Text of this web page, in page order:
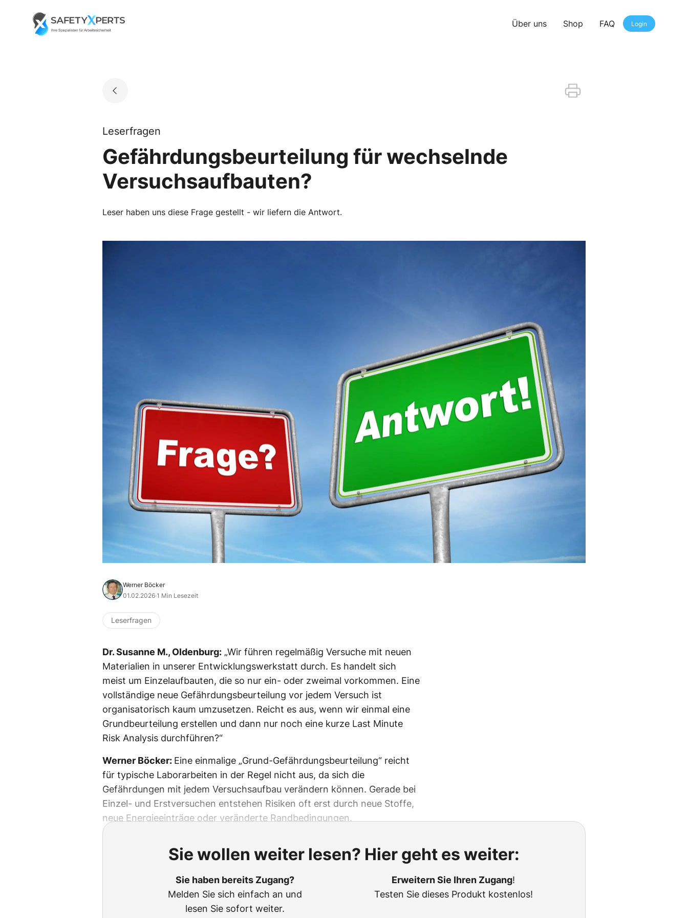
Go to landing page.
Über uns Shop FAQ Login
Leserfragen
Gefährdungsbeurteilung für wechselnde
Versuchsaufbauten?
Leser haben uns diese Frage gestellt - wir liefern die Antwort.
Werner Böcker
01.02.2026·1 Min Lesezeit
Leserfragen
Dr. Susanne M., Oldenburg: „Wir führen regelmäßig Versuche mit neuen
Materialien in unserer Entwicklungswerkstatt durch. Es handelt sich
meist um Einzelaufbauten, die so nur ein- oder zweimal vorkommen. Eine
vollständige neue Gefährdungsbeurteilung vor jedem Versuch ist
organisatorisch kaum umzusetzen. Reicht es aus, wenn wir einmal eine
Grundbeurteilung erstellen und dann nur noch eine kurze Last Minute
Risk Analysis durchführen?“
Werner Böcker: Eine einmalige „Grund-Gefährdungsbeurteilung“ reicht
für typische Laborarbeiten in der Regel nicht aus, da sich die
Gefährdungen mit jedem Versuchsaufbau verändern können. Gerade bei
Einzel- und Erstversuchen entstehen Risiken oft erst durch neue Stoffe,
neue Energieeinträge oder veränderte Randbedingungen.
Sie wollen weiter lesen? Hier geht es weiter:
Sie haben bereits Zugang?
Melden Sie sich einfach an und
lesen Sie sofort weiter.
Erweitern Sie Ihren Zugang!
Testen Sie dieses Produkt kostenlos!